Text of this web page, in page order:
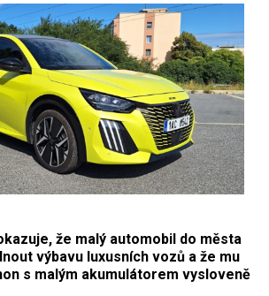
že malý automobil do města
výbavu luxusních vozů a že mu
s malým akumulátorem vysloveně